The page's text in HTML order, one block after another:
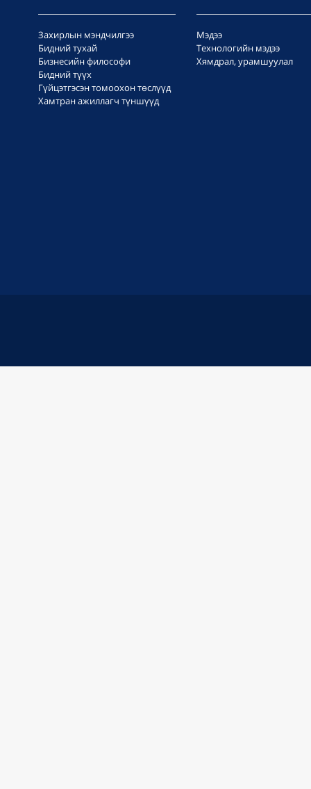
Захирлын мэндчилгээ
Бидний тухай
Бизнесийн философи
Бидний түүх
Гүйцэтгэсэн томоохон төслүүд
Хамтран ажиллагч түншүүд
Мэдээ
Технологийн мэдээ
Хямдрал, урамшуулал